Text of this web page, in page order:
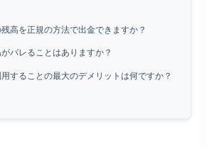
高を正規の方法で出金できますか？
がバレることはありますか？
することの最大のデメリットは何ですか？